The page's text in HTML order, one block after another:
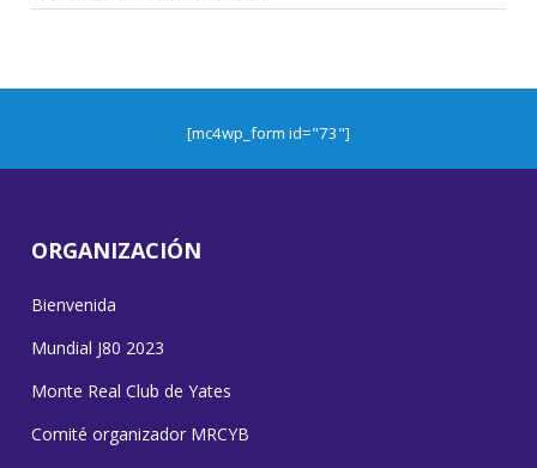
[mc4wp_form id="73"]
ORGANIZACIÓN
Bienvenida
Mundial J80 2023
Monte Real Club de Yates
Comité organizador MRCYB